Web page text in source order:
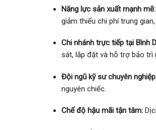
Năng lực sản xuất mạnh mẽ:
giảm thiểu chi phí trung
Chi nhánh trực tiếp tại Bình
sát, lắp đặt và hỗ trợ bảo trì
Đội ngũ kỹ sư chuyên
nguyên chiếc.
Chế độ hậu mãi tận tâm: